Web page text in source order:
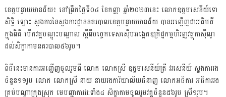
ខេត្តបន្ទាយមានជ័យ៖ នៅព្រឹកថ្ងៃទី០៤ ខែកញ្ញា ឆ្នាំ២០២៣នេះ លោកឧត្តមសេនីយ៍ទោ
សិទ្ធិ ឡោះ ស្នងការនៃស្នងការដ្ឋាននគរបាលខេត្តបន្ទាយមានជ័យ បានអញ្ជើញជាអធិបតី
ក្នុងពិធី បើកវគ្គបណ្តុះបណ្តាល ស្តីពីបច្ចេកទេសសេុីបអង្គេតឧក្រិដ្ឋកម្មហិរញ្ញវត្ថុកាសុីណូ
ដល់សិក្ខាកាមនគរបាល៥៦រូប។
ពិធីនេះមានការអញ្ជើញចូលរួមពី លោក លោកស្រី ឧត្តមសេនីយ៍ត្រី វរសេនីយ៍ ស្នងការរង
ចំនួន១១រូប លោក លោកស្រី នាយ នាយរងការិយាល័យជំនាញ លោកអធិការ អធិការរង
គ្រប់បណ្តាក្រុងស្រុក មេបញ្ជាការវរ:ទាំង៤ សិក្ខាកាមចូលរួមវគ្គចំនួន៥៦រូប ស្រី១រូប។